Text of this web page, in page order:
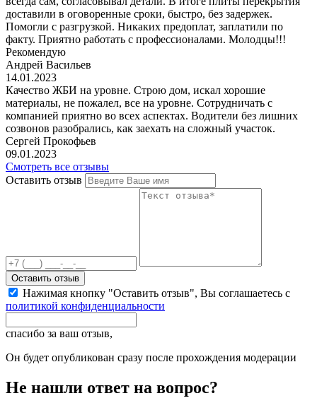
доставили в оговоренные сроки, быстро, без задержек.
Помогли с разгрузкой. Никаких предоплат, заплатили по
факту. Приятно работать с профессионалами. Молодцы!!!
Рекомендую
Андрей Васильев
14.01.2023
Качество ЖБИ на уровне. Строю дом, искал хорошие
материалы, не пожалел, все на уровне. Сотрудничать с
компанией приятно во всех аспектах. Водители без лишних
созвонов разобрались, как заехать на сложный участок.
Сергей Прокофьев
09.01.2023
Смотреть все отзывы
Оставить отзыв
Оставить отзыв
Нажимая кнопку "Оставить отзыв", Вы соглашаетесь с
политикой конфиденциальности
спасибо за ваш отзыв,
Он будет опубликован сразу после прохождения модерации
Не нашли ответ на вопрос?